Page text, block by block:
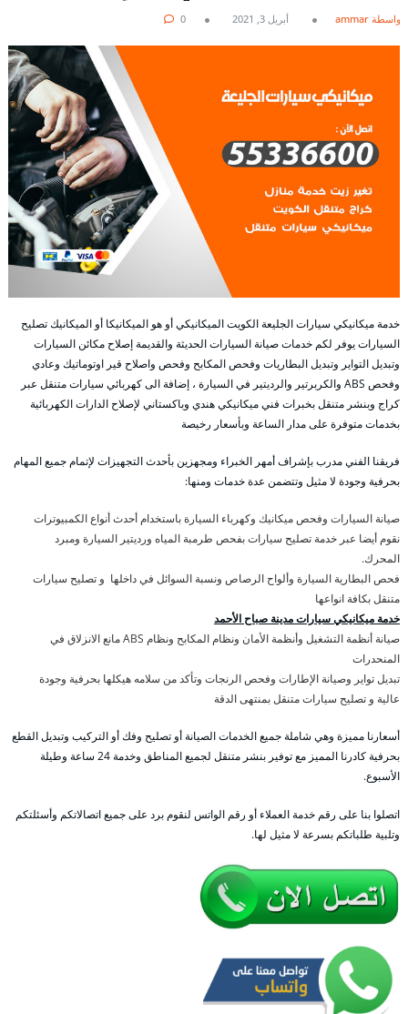
بواسطة ammar أبريل 3, 2021 0
خدمة ميكانيكي سيارات الجليعة الكويت الميكانيكي أو هو الميكانيكا أو الميكانيك تصليح
السيارات يوفر لكم خدمات صيانة السيارات الحديثة والقديمة إصلاح مكائن السيارات
وتبديل التواير وتبديل البطاريات وفحص المكابح وفحص واصلاح قير اوتوماتيك وعادي
وفحص ABS والكربرتير والرديتير في السيارة ، إضافة الى كهربائي سيارات متنقل عبر
كراج وبنشر متنقل بخبرات فني ميكانيكي هندي وباكستاني لإصلاح الدارات الكهربائية
بخدمات متوفرة على مدار الساعة وبأسعار رخيصة
فريقنا الفني مدرب بإشراف أمهر الخبراء ومجهزين بأحدث التجهيزات لإتمام جميع المهام
بحرفية وجودة لا مثيل وتتضمن عدة خدمات ومنها:
صيانة السيارات وفحص ميكانيك وكهرباء السيارة باستخدام أحدث أنواع الكمبيوترات
نقوم أيضا عبر خدمة تصليح سيارات بفحص طرمبة المياه ورديتير السيارة ومبرد
المحرك.
فحص البطارية السيارة وألواح الرصاص ونسبة السوائل في داخلها و تصليح سيارات
متنقل بكافة انواعها
خدمة ميكانيكي سيارات مدينة صباح الأحمد
صيانة أنظمة التشغيل وأنظمة الأمان ونظام المكابح ونظام ABS مانع الانزلاق في
المنحدرات
تبديل تواير وصيانة الإطارات وفحص الرنجات وتأكد من سلامه هيكلها بحرفية وجودة
عالية و تصليح سيارات متنقل بمنتهى الدقة
أسعارنا مميزة وهي شاملة جميع الخدمات الصيانة أو تصليح وفك أو التركيب وتبديل القطع
بحرفية كادرنا المميز مع توفير بنشر متنقل لجميع المناطق وخدمة 24 ساعة وطيلة
الأسبوع.
اتصلوا بنا على رقم خدمة العملاء أو رقم الواتس لنقوم برد على جميع اتصالاتكم وأسئلتكم
وتلبية طلباتكم بسرعة لا مثيل لها.